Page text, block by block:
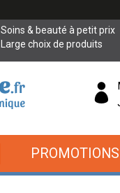
Soins & beauté à petit prix
Large choix de produits
PROMOTIONS